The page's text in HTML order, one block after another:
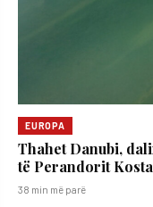
EUROPA
Thahet Danubi,
të Perandorit
38 min më parë